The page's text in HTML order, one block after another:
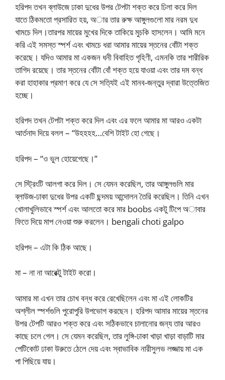
হরিপদ তখন ব্লাউজে ঢাকা দুধের উপর টেপটা শক্ত করে ঢিলা করে দিল
যাতে ঠিকমতো প্রসারিত হয়, অার তার রুক্ষ আঙ্গুলগুলো মার নরম দুধ
খামচে দিল।তারপর মায়ের মুখের দিকে তাকিয়ে মুচকি হাসলেন। আমি মনে
করি এই সমস্ত স্পর্শ এবং খামচে ধরা আমার মায়ের স্তনের বোঁটা শক্ত
করেছে। যদিও আমার মা একজন ধনী বিবাহিত গৃহিণী, এমনকি তার শারীরিক
তাগিদ রয়েছে। তার স্তনের বোঁটা বোঁ শক্ত হয়ে যাওয়া এবং তার দম বন্ধ
করা হাহাকার প্রমাণ করে যে সে সত্যিই এই মানব-জন্তুর দ্বারা উত্তেজিত
হচ্ছে।
হরিপদ তখন টেপটা শক্ত করে দিল এবং এর ফলে আমার মা আরও একটা
আর্তনাদ দিয়ে বলল – “উহহহহ…বেশি টাইট হো গেছে।
হরিপদ – “ও ভুল হোয়েগেছে।”
সে স্ট্রিংটি আলগা করে দিল। সে যেমন করেছিল, তার আঙ্গুলগুলি মার
ব্লাউজ-ঢাকা দুধের উপর একটি ছন্দময় আন্দোলন তৈরি করেছিল। তিনি এখন
খোলাখুলিভাবে স্পর্শ এবং আলতো করে মার boobs একটু টিপে অাবার
ফিতে দিয়ে মাপ নেওয়া শুরু করলেন। bengali choti galpo
হরিপদ – এটা কি ঠিক আছে।
মা – না না আরেক্টু টাইট করো।
আমার মা এখন তার চোখ বন্ধ করে রেখেছিলেন এবং মা এই লোকটির
অশ্লীল স্পর্শগুলি পুরোপুরি উপভোগ করছেন। হরিপদ আমার মায়ের স্তনের
উপর টেপটি আরও শক্ত করে এবং সঠিকভাবে চালানোর জন্য তার আরও
কাছে চলে গেল। সে যেমন করেছিল, তার লুঙ্গি-ঢাকা খাড়া খাড়া বাড়াটি মার
পেটিকোট ঢাকা উরুতে ঠেলে দেয় এবং স্বাভাবিক নারীসুলভ লজ্জায় মা এক
পা পিছিয়ে যায়।